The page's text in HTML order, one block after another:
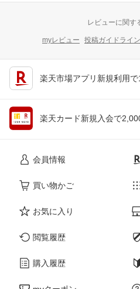
レビューに関す
myレビュー 投稿ガイドライン
楽天市場アプリ新規利用
楽天カード新規入会で
会員情報
買い物かご
お気に入り
閲覧履歴
購入履歴